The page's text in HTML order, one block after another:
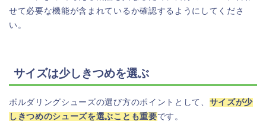
せて必要な機能が含まれているか確認するようにしてくださ
い。
サイズは少しきつめを選ぶ
ボルダリングシューズの選び方のポイントとして、 サイズが少
しきつめのシューズを選ぶことも重要です。